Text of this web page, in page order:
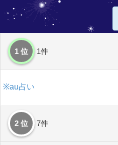
1 位 1件
※au占い
2 位 7件